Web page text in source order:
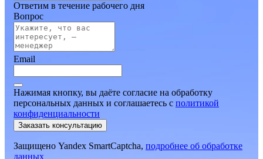
Ответим в течение рабочего дня
Вопрос
Email
Нажимая кнопку, вы даёте согласие на обработку
персональных данных и соглашаетесь c политикой
конфиденциальности
Заказать консультацию
Защищено Yandex SmartCaptcha, подробнее об обработке
данных